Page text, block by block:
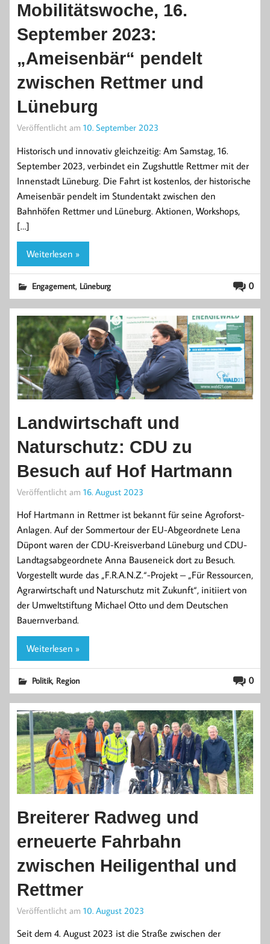
Mobilitätswoche, 16.
September 2023:
„Ameisenbär“ pendelt
zwischen Rettmer und
Lüneburg
Veröffentlicht am 10. September 2023
Historisch und innovativ gleichzeitig: Am Samstag, 16.
September 2023, verbindet ein Zugshuttle Rettmer mit der
Innenstadt Lüneburg. Die Fahrt ist kostenlos, der historische
Ameisenbär pendelt im Stundentakt zwischen den
Bahnhöfen Rettmer und Lüneburg. Aktionen, Workshops,
[…]
Weiterlesen »
0
Engagement, Lüneburg
Landwirtschaft und
Naturschutz: CDU zu
Besuch auf Hof Hartmann
Veröffentlicht am 16. August 2023
Hof Hartmann in Rettmer ist bekannt für seine Agroforst-
Anlagen. Auf der Sommertour der EU-Abgeordnete Lena
Düpont waren der CDU-Kreisverband Lüneburg und CDU-
Landtagsabgeordnete Anna Bauseneick dort zu Besuch.
Vorgestellt wurde das „F.R.A.N.Z.“-Projekt – „Für Ressourcen,
Agrarwirtschaft und Naturschutz mit Zukunft“, initiiert von
der Umweltstiftung Michael Otto und dem Deutschen
Bauernverband.
Weiterlesen »
0
Politik, Region
Breiterer Radweg und
erneuerte Fahrbahn
zwischen Heiligenthal und
Rettmer
Veröffentlicht am 10. August 2023
Seit dem 4. August 2023 ist die Straße zwischen der